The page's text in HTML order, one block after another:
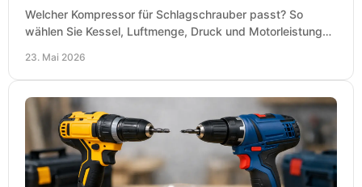
Welcher Kompressor für Schlagschrauber passt? So
wählen Sie Kessel, Luftmenge, Druck und Motorleistung
23. Mai 2026